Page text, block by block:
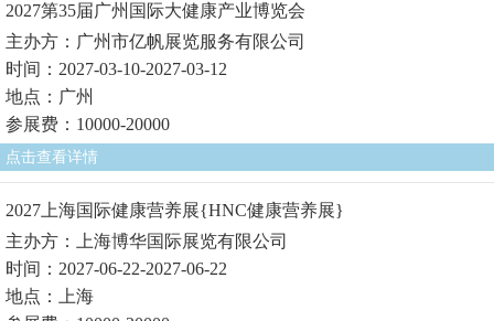
2027第35届广州国际大健康产业博览会
主办方：广州市亿帆展览服务有限公司
时间：2027-03-10-2027-03-12
地点：广州
参展费：10000-20000
点击查看详情
2027上海国际健康营养展{HNC健康营养展}
主办方：上海博华国际展览有限公司
时间：2027-06-22-2027-06-22
地点：上海